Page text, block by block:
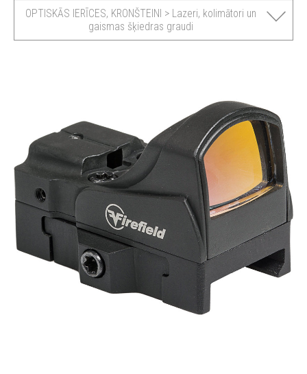
OPTISKĀS IERĪCES, KRONŠTEINI > Lazeri, kolimātori un
gaismas šķiedras graudi